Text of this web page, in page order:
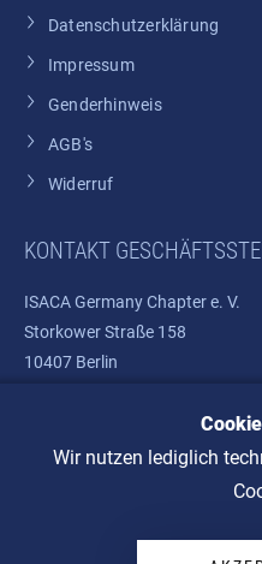
Datenschutzerklärung
Impressum
Genderhinweis
AGB's
Widerruf
KONTAKT
ISACA Germany Chapter e. V.
Storkower Straße 158
10407 Berlin
Telefon: +49 30 37580810
E-Mail:info@isaca.de
Wir nutzen lediglich